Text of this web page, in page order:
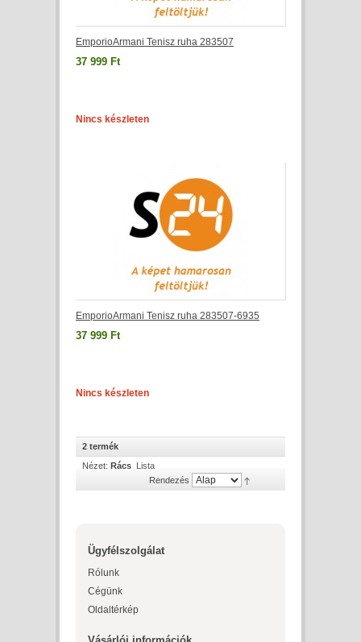
EmporioArmani Tenisz ruha 283507
37 999 Ft
Nincs készleten
EmporioArmani Tenisz ruha 283507-6935
37 999 Ft
Nincs készleten
2 termék
Nézet: Rács Lista
Rendezés
Ügyfélszolgálat
Rólunk
Cégünk
Oldaltérkép